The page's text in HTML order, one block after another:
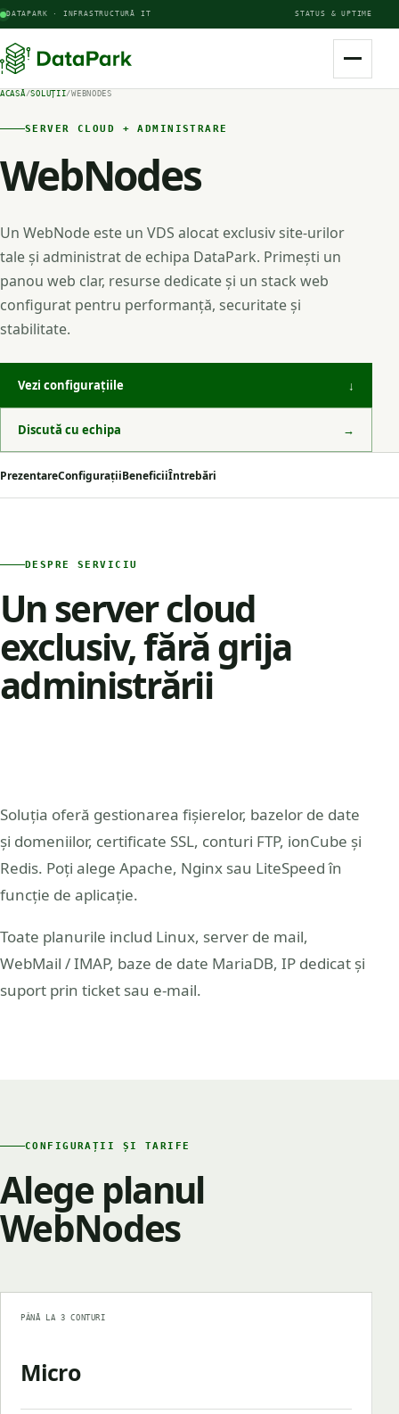
DATAPARK · INFRASTRUCTURĂ IT STATUS & UPTIME
ACASĂ/SOLUȚII/WEBNODES
SERVER CLOUD + ADMINISTRARE
WebNodes
Un WebNode este un VDS alocat exclusiv site-urilor
tale și administrat de echipa DataPark. Primești un
panou web clar, resurse dedicate și un stack web
configurat pentru performanță, securitate și
stabilitate.
Vezi configurațiile ↓
Discută cu echipa →
PrezentareConfigurațiiBeneficiiÎntrebări
DESPRE SERVICIU
Un server cloud
exclusiv, fără grija
administrării
Soluția oferă gestionarea fișierelor, bazelor de date
și domeniilor, certificate SSL, conturi FTP, ionCube și
Redis. Poți alege Apache, Nginx sau LiteSpeed în
funcție de aplicație.
Toate planurile includ Linux, server de mail,
WebMail / IMAP, baze de date MariaDB, IP dedicat și
suport prin ticket sau e-mail.
CONFIGURAȚII ȘI TARIFE
Alege planul
WebNodes
PÂNĂ LA 3 CONTURI
Micro